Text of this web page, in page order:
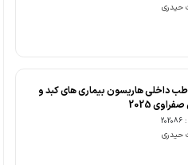
حیدری
داخلی هاریسون بیماری های کبد و
2025
حیدری